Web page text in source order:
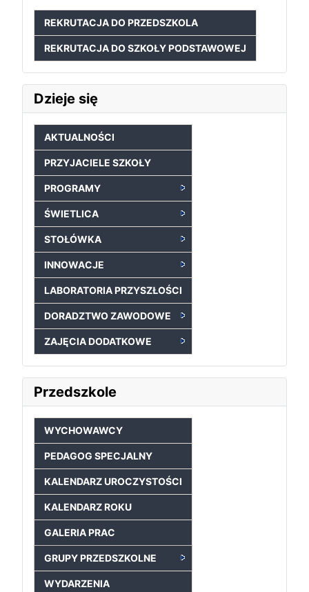
REKRUTACJA DO PRZEDSZKOLA
REKRUTACJA DO SZKOŁY PODSTAWOWEJ
Dzieje się
AKTUALNOŚCI
PRZYJACIELE SZKOŁY
PROGRAMY
ŚWIETLICA
STOŁÓWKA
INNOWACJE
LABORATORIA PRZYSZŁOŚCI
DORADZTWO ZAWODOWE
ZAJĘCIA DODATKOWE
Przedszkole
WYCHOWAWCY
PEDAGOG SPECJALNY
KALENDARZ UROCZYSTOŚCI
KALENDARZ ROKU
GALERIA PRAC
GRUPY PRZEDSZKOLNE
WYDARZENIA